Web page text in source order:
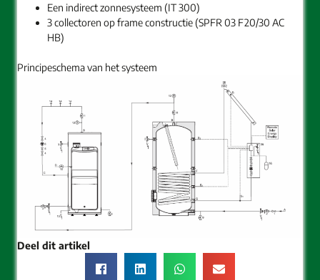
Een indirect zonnesysteem (IT 300)
3 collectoren op frame constructie (SPFR 03 F20/30 AC
HB)
Principeschema van het systeem
Deel dit artikel